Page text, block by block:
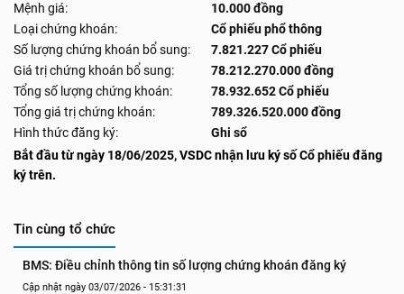
Mệnh giá:
10.000 đồng
Loại chứng khoán:
Cổ phiếu phổ thông
Số lượng chứng khoán bổ sung:
7.821.227 Cổ phiếu
Giá trị chứng khoán bổ sung:
78.212.270.000 đồng
Tổng số lượng chứng khoán:
78.932.652 Cổ phiếu
Tổng giá trị chứng khoán:
789.326.520.000 đồng
Hình thức đăng ký:
Ghi sổ
Bắt đầu từ ngày 18/06/2025, VSDC nhận lưu ký số Cổ phiếu đăng
ký trên.
Tin cùng tổ chức
BMS: Điều chỉnh thông tin số lượng chứng khoán đăng ký
Cập nhật ngày 03/07/2026 - 15:31:31